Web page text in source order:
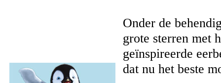
Onder de
grote sterren met
geïnspireerde
dat nu het beste